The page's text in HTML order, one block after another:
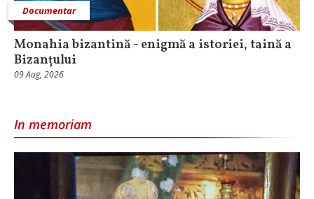
Documentar
Monahia bizantină - enigmă a istoriei, taină a
Bizanțului
09 Aug, 2026
In memoriam